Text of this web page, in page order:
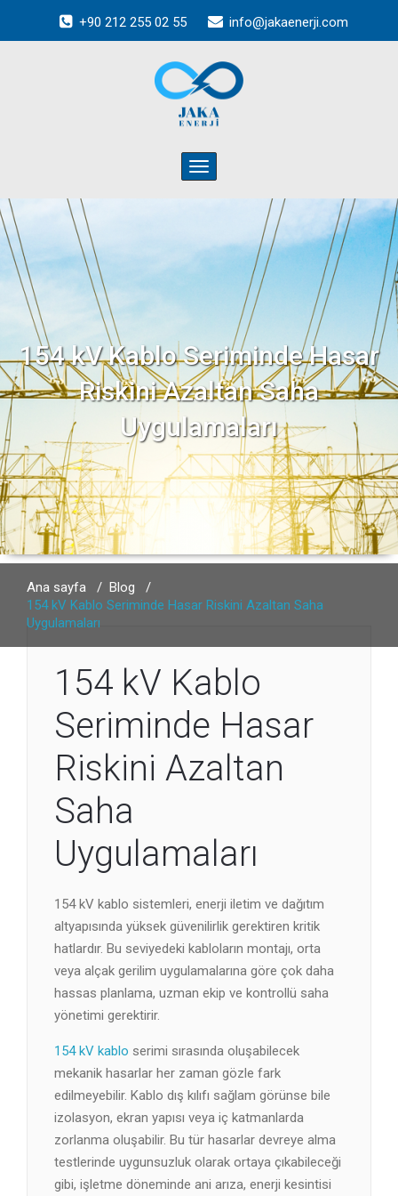
+90 212 255 02 55 info@jakaenerji.com
Toggle
navigation
154 kV Kablo Seriminde Hasar
Riskini Azaltan Saha
Uygulamaları
Ana sayfa / Blog /
154 kV Kablo Seriminde Hasar Riskini Azaltan Saha
Uygulamaları
154 kV Kablo
Seriminde Hasar
Riskini Azaltan
Saha
Uygulamaları
154 kV kablo sistemleri, enerji iletim ve dağıtım
altyapısında yüksek güvenilirlik gerektiren kritik
hatlardır. Bu seviyedeki kabloların montajı, orta
veya alçak gerilim uygulamalarına göre çok daha
hassas planlama, uzman ekip ve kontrollü saha
yönetimi gerektirir.
154 kV kablo serimi sırasında oluşabilecek
mekanik hasarlar her zaman gözle fark
edilmeyebilir. Kablo dış kılıfı sağlam görünse bile
izolasyon, ekran yapısı veya iç katmanlarda
zorlanma oluşabilir. Bu tür hasarlar devreye alma
testlerinde uygunsuzluk olarak ortaya çıkabileceği
gibi, işletme döneminde ani arıza, enerji kesintisi